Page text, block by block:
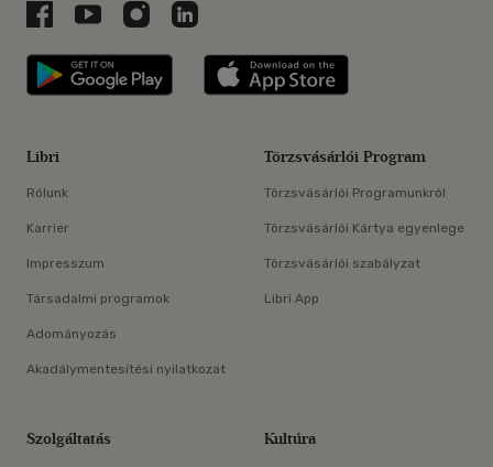
Libri a Facebookon
Libri a Youtube-on
Libri az Instagramon
Libri a LinkedInen
Libri applikáció Szerezd meg: Google
Libri
Rólunk
Karrier
Impresszum
Társadalmi programok
Adományozás
Akadálymentesítési nyilatkozat
Törzsvásárlói Program
Törzsvásárlói Programunkról
Törzsvásárlói Kártya egyenlege
Törzsvásárlói szabályzat
Libri App
Szolgáltatás Kultúra